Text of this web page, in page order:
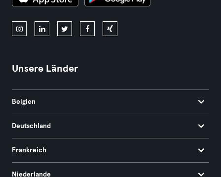
Unsere Länder
Belgien
Deutschland
Frankreich
Niederlande